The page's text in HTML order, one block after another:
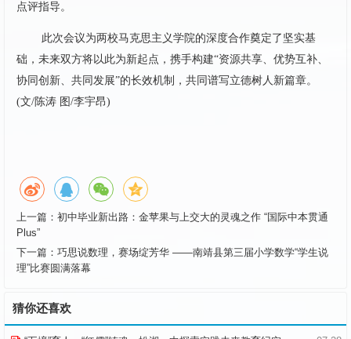
点评指导。
此次会议为两校马克思主义学院的深度合作奠定了坚实基
础，未来双方将以此为新起点，携手构建“资源共享、优势互补、
协同创新、共同发展”的长效机制，共同谱写立德树人新篇章。
(文/陈涛 图/李宇昂)
上一篇： 初中毕业新出路：金苹果与上交大的灵魂之作 “国际中本贯通
Plus”
下一篇： 巧思说数理，赛场绽芳华 ——南靖县第三届小学数学“学生说
理”比赛圆满落幕
猜你还喜欢